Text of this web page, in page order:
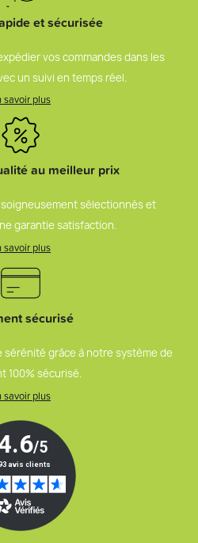
et sécurisée
vos commandes dans les
un suivi en temps réel.
savoir plus
au meilleur prix
sélectionnés et
garantie satisfaction.
savoir plus
sécurisé
sérénité grâce à notre système de
100% sécurisé.
savoir plus